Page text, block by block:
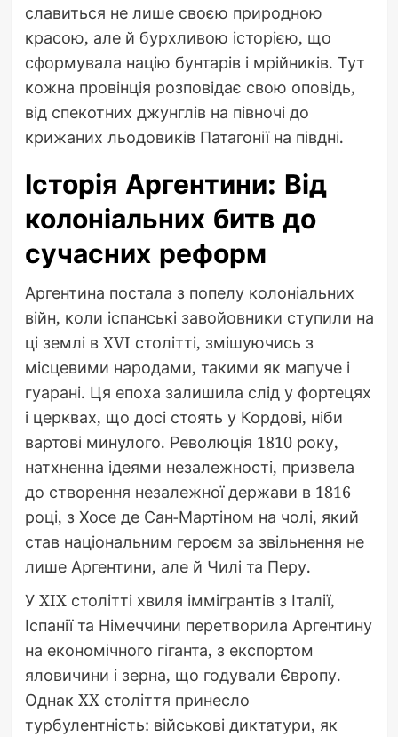
славиться не лише своєю природною
красою, але й бурхливою історією, що
сформувала націю бунтарів і мрійників. Тут
кожна провінція розповідає свою оповідь,
від спекотних джунглів на півночі до
крижаних льодовиків Патагонії на півдні.
Історія Аргентини: Від
колоніальних битв до
сучасних реформ
Аргентина постала з попелу колоніальних
війн, коли іспанські завойовники ступили на
ці землі в XVI столітті, змішуючись з
місцевими народами, такими як мапуче і
гуарані. Ця епоха залишила слід у фортецях
і церквах, що досі стоять у Кордові, ніби
вартові минулого. Революція 1810 року,
натхненна ідеями незалежності, призвела
до створення незалежної держави в 1816
році, з Хосе де Сан-Мартіном на чолі, який
став національним героєм за звільнення не
лише Аргентини, але й Чилі та Перу.
У XIX столітті хвиля іммігрантів з Італії,
Іспанії та Німеччини перетворила Аргентину
на економічного гіганта, з експортом
яловичини і зерна, що годували Європу.
Однак XX століття принесло
турбулентність: військові диктатури, як